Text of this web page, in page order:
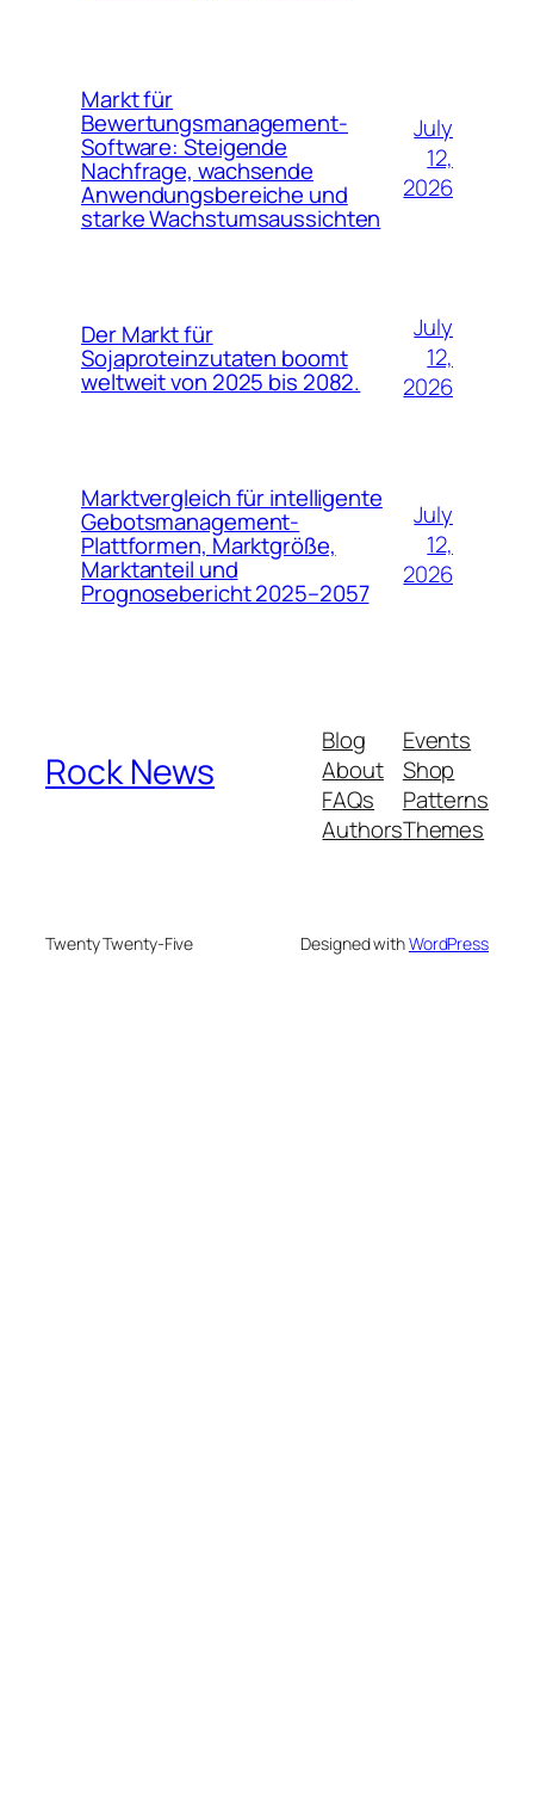
Markt für
Bewertungsmanagement-
Software: Steigende
Nachfrage, wachsende
Anwendungsbereiche und
starke Wachstumsaussichten
July
12,
2026
Der Markt für
Sojaproteinzutaten boomt
weltweit von 2025 bis 2082.
July
12,
2026
Marktvergleich für intelligente
Gebotsmanagement-
Plattformen, Marktgröße,
Marktanteil und
Prognosebericht 2025–2057
July
12,
2026
Rock News
Blog
About
FAQs
Authors
Events
Shop
Patterns
Themes
Twenty Twenty-Five Designed withWordPress